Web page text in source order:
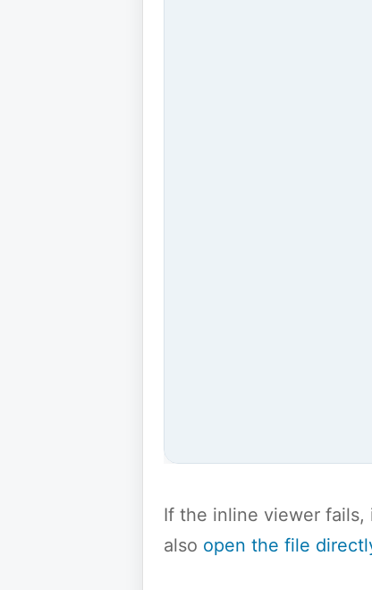
If the inline viewer fails,
also open the file